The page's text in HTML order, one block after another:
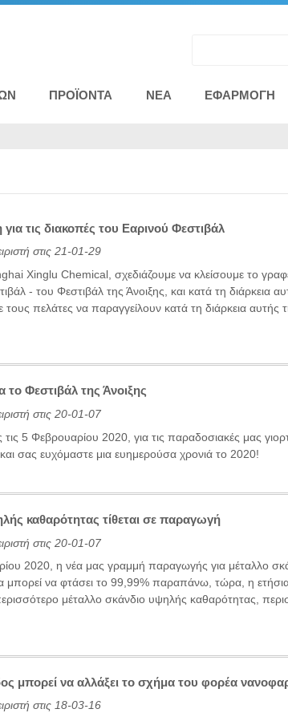
ΠΡΟΪΌΝΤΑ ΝΈΑ ΕΦΑΡΜΟΓΉ
τις διακοπές του Εαρινού Φεστιβάλ
στις 21-01-29
Xinglu Chemical, σχεδιάζουμε να κλείσουμε το
- του Φεστιβάλ της Άνοιξης, και κατά τη διάρκεια
πελάτες να παραγγείλουν κατά τη διάρκεια
το Φεστιβάλ της Άνοιξης
στις 20-01-07
5 Φεβρουαρίου 2020, για τις παραδοσιακές μας
σας ευχόμαστε μια ευημερούσα χρονιά το 2020!
καθαρότητας τίθεται σε παραγωγή
στις 20-01-07
2020, η νέα μας γραμμή παραγωγής για μέταλλο
μπορεί να φτάσει το 99,99% παραπάνω, τώρα, η
μέταλλο σκάνδιο υψηλής καθαρότητας,
μπορεί να αλλάξει το σχήμα του φορέα
στις 18-03-16